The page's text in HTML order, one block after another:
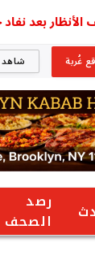
بعد نفاد جميع
غُربة شاهد
رصد
الصحف